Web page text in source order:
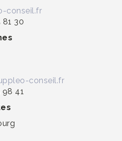
conseil.fr
81 30
conseil.fr
98 41